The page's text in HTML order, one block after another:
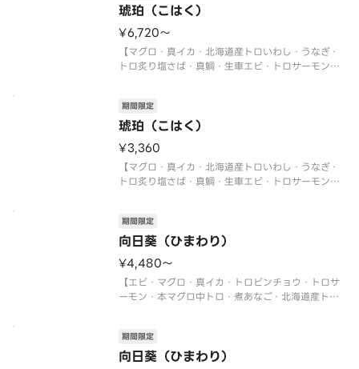
琥珀（こはく）
¥6,720〜
【マグロ・真イカ・北海道産トロいわし・うなぎ・
トロ炙り塩さば・真鯛・生車エビ・トロサーモン・
〈本マグロ中トロ使用〉
〈期間限定〉2026年9月30日（水）まで
琥珀（こはく）
期間限定
¥3,360
【マグロ・真イカ・北海道産トロいわし・うなぎ・
トロ炙り塩さば・真鯛・生車エビ・トロサーモン・
〈本マグロ中トロ使用〉
〈期間限定〉2026年9月30日（水）まで
向日葵（ひまわり）
期間限定
¥4,480〜
【エビ・マグロ・真イカ・トロビンチョウ・トロサ
ーモン・本マグロ中トロ・煮あなご・北海道産トロ
〈期間限定〉2026年9月30日（水）まで
※数量限定につき、売り切れの際はご容赦くださ
向日葵（ひまわり）
期間限定